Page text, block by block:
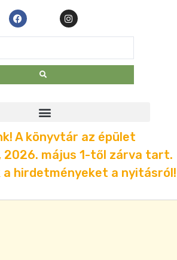
A könyvtár az épület
május 1-től zárva tart.
a hirdetményeket a nyitásról!